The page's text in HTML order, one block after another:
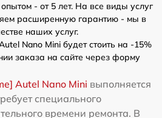
- от 5 лет. На все виды услуг
расширенную гарантию - мы в
наших услуг.
Nano Mini будет стоить на -15%
заказа на сайте через форму
Autel Nano Mini выполняется
специального
времени ремонта. В